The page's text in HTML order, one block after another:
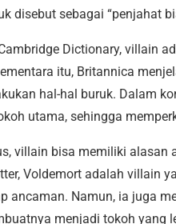
disebut sebagai “penjahat
Dictionary, villain
itu, Britannica
hal-hal buruk. Dalam
utama, sehingga
villain bisa memiliki
Voldemort adalah villain
ancaman. Namun, ia juga
menjadi tokoh yang